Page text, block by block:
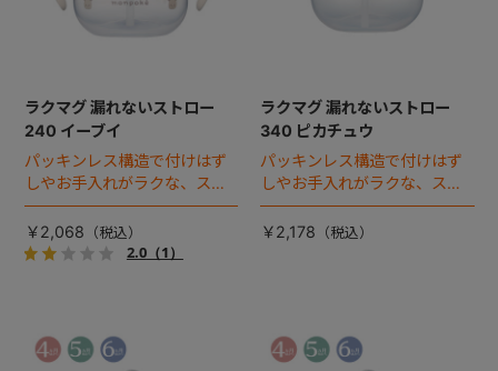
ラクマグ 漏れないストロー
240 イーブイ
パッキンレス構造で付けはず
しやお手入れがラクな、スト
ローマグのスタンダードボト
ル。
￥2,068
2.0（1）
ラクマグ 漏れないストロー
340 ピカチュウ
パッキンレス構造で付けはず
しやお手入れがラクな、スト
ローマグの340ｍlラージボト
ル。
￥2,178